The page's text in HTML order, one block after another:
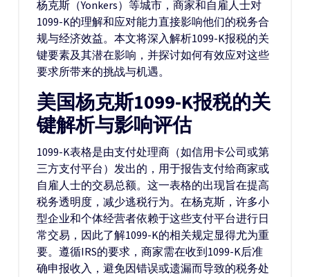
杨克斯（Yonkers）等城市，商家和自雇人士对
1099-K的理解和应对能力直接影响他们的税务合
规与经济效益。本文将深入解析1099-K报税的关
键要素及其潜在影响，并探讨如何有效应对这些
要求所带来的挑战与机遇。
美国杨克斯1099-K报税的关
键解析与影响评估
1099-K表格是由支付处理商（如信用卡公司或第
三方支付平台）发出的，用于报告支付给商家或
自雇人士的交易总额。这一表格的出现旨在提高
税务透明度，减少逃税行为。在杨克斯，许多小
型企业和个体经营者依赖于这些支付平台进行日
常交易，因此了解1099-K的相关规定显得尤为重
要。遵循IRS的要求，商家需在收到1099-K后准
确申报收入，避免因错误或遗漏而导致的税务处